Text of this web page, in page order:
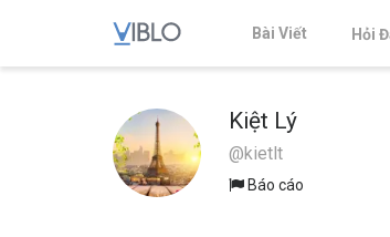
Bài Viết Hỏi
Kiệt Lý
@kietlt
Báo cáo